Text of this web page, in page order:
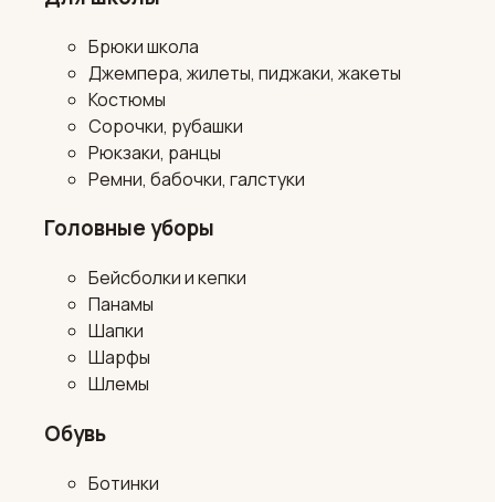
Брюки школа
Джемпера, жилеты, пиджаки, жакеты
Костюмы
Сорочки, рубашки
Рюкзаки, ранцы
Ремни, бабочки, галстуки
Головные уборы
Бейсболки и кепки
Панамы
Шапки
Шарфы
Шлемы
Обувь
Ботинки